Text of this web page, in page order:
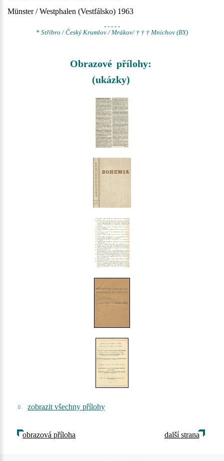
Münster / Westphalen (Vestfálsko) 1963
- - - - -
* Stříbro / Český Krumlov / Mrákov/ † † † Mnichov (BY)
Obrazové přílohy:
(ukázky)
zobrazit všechny přílohy
obrazová příloha další strana